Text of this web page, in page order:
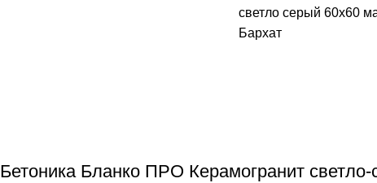
Бетоника Бланко ПРО Керамогранит